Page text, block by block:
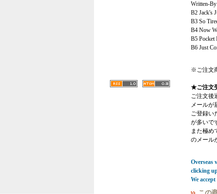
Written-
B2 Jack's
B3 So
B4 Now
B5 Pocket
B6 Just
※ご注文
★ご注文
ご注文後
メールが
ご登録い
が多いで
また極め
のメール
Overseas
clicking
We